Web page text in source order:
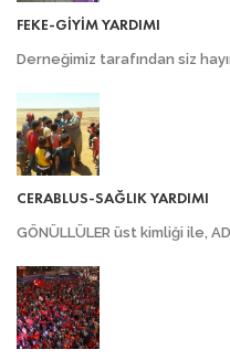
FEKE-GİYİM YARDIMI
Derneğimiz tarafından siz
CERABLUS-SAĞLIK YARDIMI
GÖNÜLLÜLER üst kimliği ile,